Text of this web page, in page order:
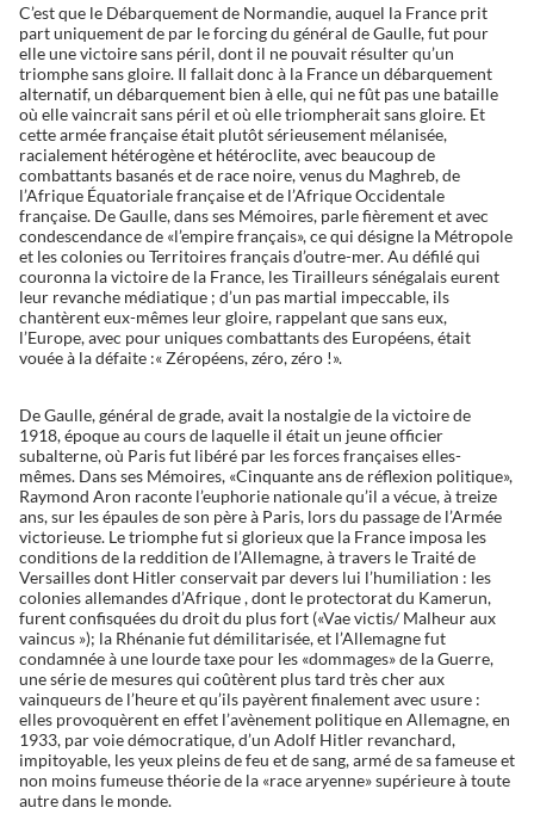
C’est que le Débarquement de Normandie, auquel la France prit
part uniquement de par le forcing du général de Gaulle, fut pour
elle une victoire sans péril, dont il ne pouvait résulter qu’un
triomphe sans gloire. Il fallait donc à la France un débarquement
alternatif, un débarquement bien à elle, qui ne fût pas une bataille
où elle vaincrait sans péril et où elle triompherait sans gloire. Et
cette armée française était plutôt sérieusement mélanisée,
racialement hétérogène et hétéroclite, avec beaucoup de
combattants basanés et de race noire, venus du Maghreb, de
l’Afrique Équatoriale française et de l’Afrique Occidentale
française. De Gaulle, dans ses Mémoires, parle fièrement et avec
condescendance de «l’empire français», ce qui désigne la Métropole
et les colonies ou Territoires français d’outre-mer. Au défilé qui
couronna la victoire de la France, les Tirailleurs sénégalais eurent
leur revanche médiatique ; d’un pas martial impeccable, ils
chantèrent eux-mêmes leur gloire, rappelant que sans eux,
l’Europe, avec pour uniques combattants des Européens, était
vouée à la défaite :« Zéropéens, zéro, zéro !».
De Gaulle, général de grade, avait la nostalgie de la victoire de
1918, époque au cours de laquelle il était un jeune officier
subalterne, où Paris fut libéré par les forces françaises elles-
mêmes. Dans ses Mémoires, «Cinquante ans de réflexion politique»,
Raymond Aron raconte l’euphorie nationale qu’il a vécue, à treize
ans, sur les épaules de son père à Paris, lors du passage de l’Armée
victorieuse. Le triomphe fut si glorieux que la France imposa les
conditions de la reddition de l’Allemagne, à travers le Traité de
Versailles dont Hitler conservait par devers lui l’humiliation : les
colonies allemandes d’Afrique , dont le protectorat du Kamerun,
furent confisquées du droit du plus fort («Vae victis/ Malheur aux
vaincus »); la Rhénanie fut démilitarisée, et l’Allemagne fut
condamnée à une lourde taxe pour les «dommages» de la Guerre,
une série de mesures qui coûtèrent plus tard très cher aux
vainqueurs de l’heure et qu’ils payèrent finalement avec usure :
elles provoquèrent en effet l’avènement politique en Allemagne, en
1933, par voie démocratique, d’un Adolf Hitler revanchard,
impitoyable, les yeux pleins de feu et de sang, armé de sa fameuse et
non moins fumeuse théorie de la «race aryenne» supérieure à toute
autre dans le monde.